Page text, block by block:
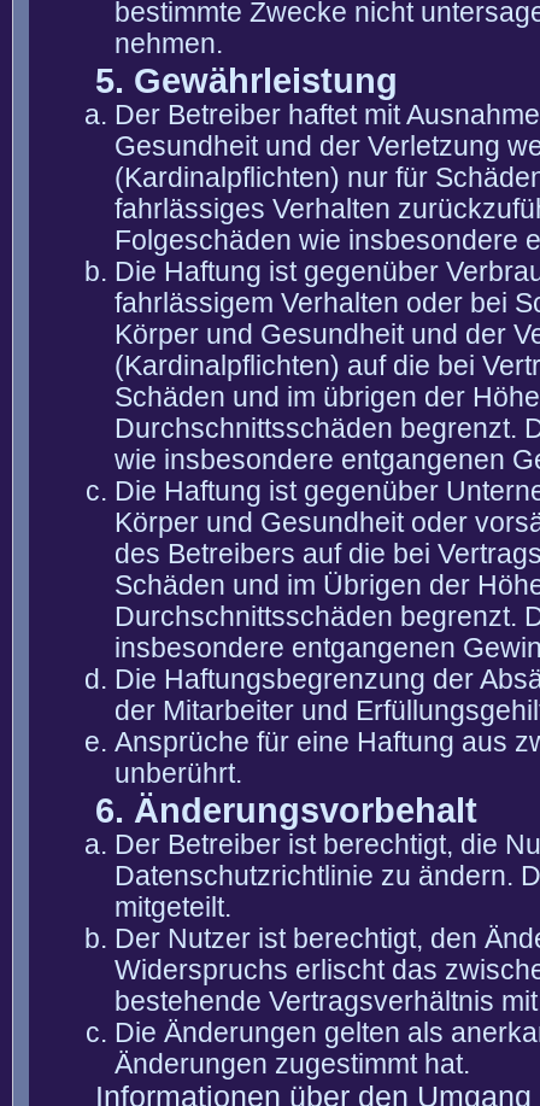
bestimmte Zwecke nicht
nehmen.
5. Gewährleistung
Der Betreiber haftet mit
Gesundheit und der Verletzung
(Kardinalpflichten) nur für
fahrlässiges Verhalten
Folgeschäden wie insbesondere
Die Haftung ist gegenüber
fahrlässigem Verhalten oder bei
Körper und Gesundheit und der
(Kardinalpflichten) auf die bei
Schäden und im übrigen der
Durchschnittsschäden begrenzt.
wie insbesondere entgangenen
Die Haftung ist gegenüber
Körper und Gesundheit oder
des Betreibers auf die bei
Schäden und im Übrigen der
Durchschnittsschäden begrenzt.
insbesondere entgangenen
Die Haftungsbegrenzung der
der Mitarbeiter und
Ansprüche für eine Haftung aus
unberührt.
6. Änderungsvorbehalt
Der Betreiber ist berechtigt, die
Datenschutzrichtlinie zu ändern.
mitgeteilt.
Der Nutzer ist berechtigt, den
Widerspruchs erlischt das
bestehende Vertragsverhältnis
Die Änderungen gelten als
Änderungen zugestimmt hat.
Informationen über den